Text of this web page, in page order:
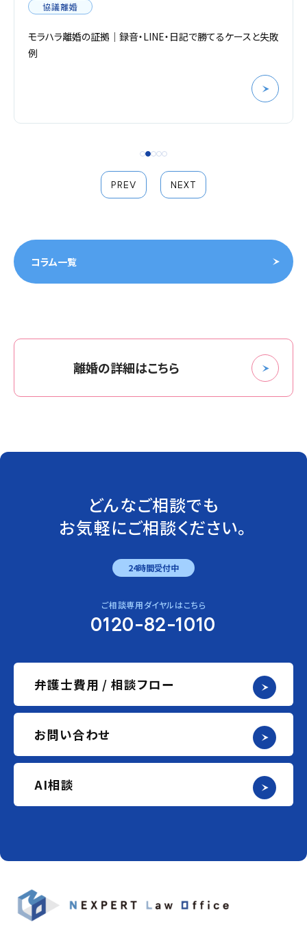
協議離婚
モラハラ離婚の証拠｜録音・LINE・日記で勝てるケースと失敗
例
PREV NEXT
コラム一覧
離婚の詳細はこちら
どんなご相談でも
お気軽にご相談ください。
24時間受付中
ご相談専用ダイヤルはこちら
0120-82-1010
弁護士費用 / 相談フロー
お問い合わせ
AI相談